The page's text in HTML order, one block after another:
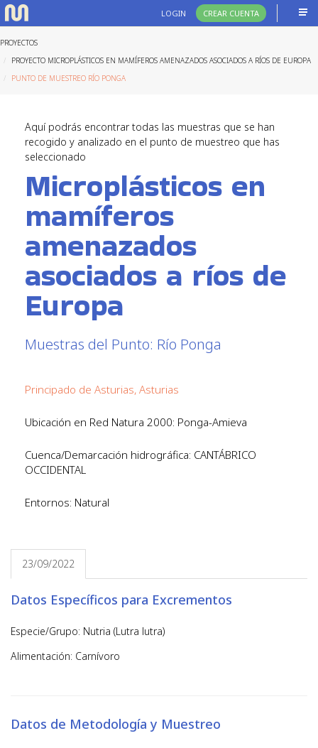
LOGIN CREAR CUENTA
PROYECTOS
PROYECTO MICROPLÁSTICOS EN MAMÍFEROS AMENAZADOS ASOCIADOS A RÍOS DE EUROPA
PUNTO DE MUESTREO RÍO PONGA
Aquí podrás encontrar todas las muestras que se han
recogido y analizado en el punto de muestreo que has
seleccionado
Microplásticos en
mamíferos
amenazados
asociados a ríos de
Europa
Muestras del Punto: Río Ponga
Principado de Asturias, Asturias
Ubicación en Red Natura 2000: Ponga-Amieva
Cuenca/Demarcación hidrográfica: CANTÁBRICO
OCCIDENTAL
Entornos: Natural
23/09/2022
Datos Específicos para Excrementos
Especie/Grupo: Nutria (Lutra lutra)
Alimentación: Carnívoro
Datos de Metodología y Muestreo